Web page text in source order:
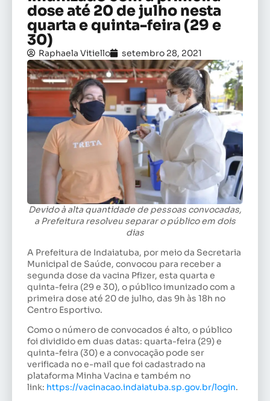
dose até 20 de julho nesta
quarta e quinta-feira (29 e
30)
Raphaela Vitiello setembro 28, 2021
Devido à alta quantidade de pessoas convocadas,
a Prefeitura resolveu separar o público em dois
dias
A Prefeitura de Indaiatuba, por meio da Secretaria
Municipal de Saúde, convocou para receber a
segunda dose da vacina Pfizer, esta quarta e
quinta-feira (29 e 30), o público imunizado com a
primeira dose até 20 de julho, das 9h às 18h no
Centro Esportivo.
Como o número de convocados é alto, o público
foi dividido em duas datas: quarta-feira (29) e
quinta-feira (30) e a convocação pode ser
verificada no e-mail que foi cadastrado na
plataforma Minha Vacina e também no
link: https://vacinacao.indaiatuba.sp.gov.br/login.